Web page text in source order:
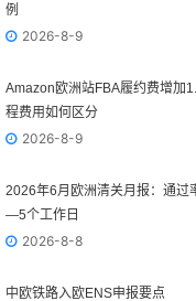
例
2026-8-9
Amazon欧洲站FBA履约费增加
程费用如何区分
2026-8-9
2026年6月欧洲清关月报：通过
—5个工作日
2026-8-8
中欧铁路入欧ENS申报要点